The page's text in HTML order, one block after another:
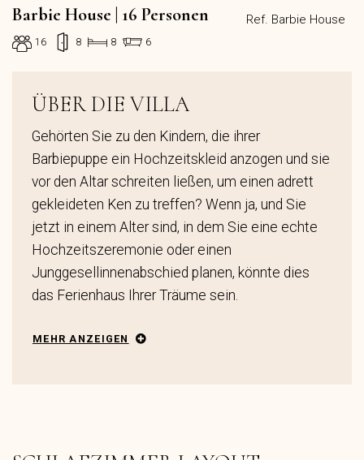
Ref. Barbie House
Barbie House | 16 Personen
16 8 8 6
ÜBER DIE VILLA
Gehörten Sie zu den Kindern, die ihrer
Barbiepuppe ein Hochzeitskleid anzogen und sie
vor den Altar schreiten ließen, um einen adrett
gekleideten Ken zu treffen? Wenn ja, und Sie
jetzt in einem Alter sind, in dem Sie eine echte
Hochzeitszeremonie oder einen
Junggesellinnenabschied planen, könnte dies
das Ferienhaus Ihrer Träume sein.
MEHR ANZEIGEN